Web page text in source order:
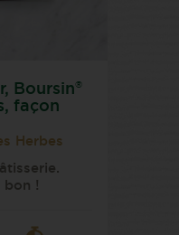
Boursin ®
façon
Herbes
bon !